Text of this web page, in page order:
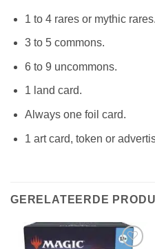
1 to 4 rares or mythic rares.
3 to 5 commons.
6 to 9 uncommons.
1 land card.
Always one foil card.
1 art card, token or
GERELATEERDE